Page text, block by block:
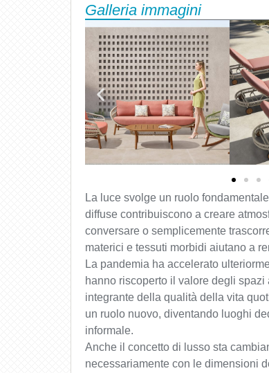
Galleria immagini
La luce svolge un ruolo
diffuse contribuiscono a creare
conversare o semplicemente
materici e tessuti morbidi aiutano a
La pandemia ha accelerato
hanno riscoperto il valore degli
integrante della qualità della vita
un ruolo nuovo, diventando luoghi
informale.
Anche il concetto di lusso sta
necessariamente con le dimensioni